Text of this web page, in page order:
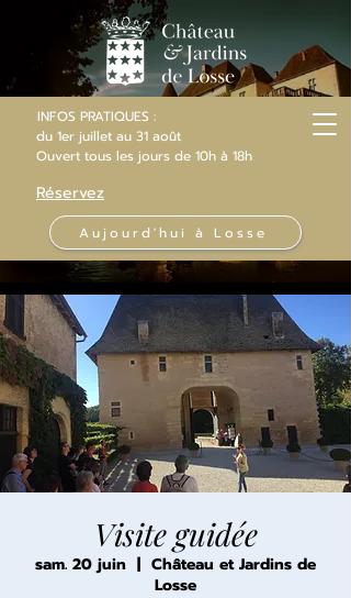
INFOS PRATIQUES :
du 1er juillet au 31 août
Ouvert tous les jours de 10h à 18h
Réservez
Aujourd'hui à Losse
Visite guidée
sam. 20 juin
  |
Château et Jardins de
Losse